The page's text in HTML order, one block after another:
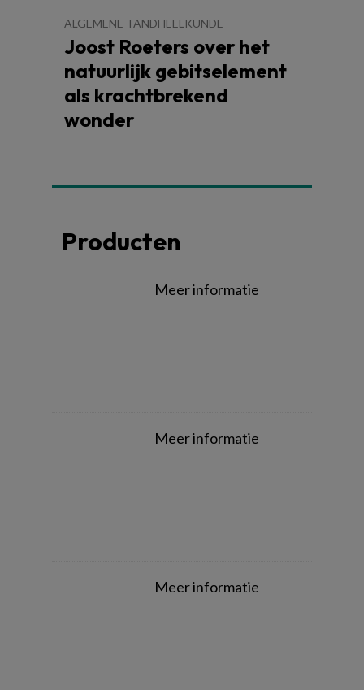
ALGEMENE TANDHEELKUNDE
Joost Roeters over het
natuurlijk gebitselement
als krachtbrekend
wonder
Producten
Meer informatie
Meer informatie
Meer informatie